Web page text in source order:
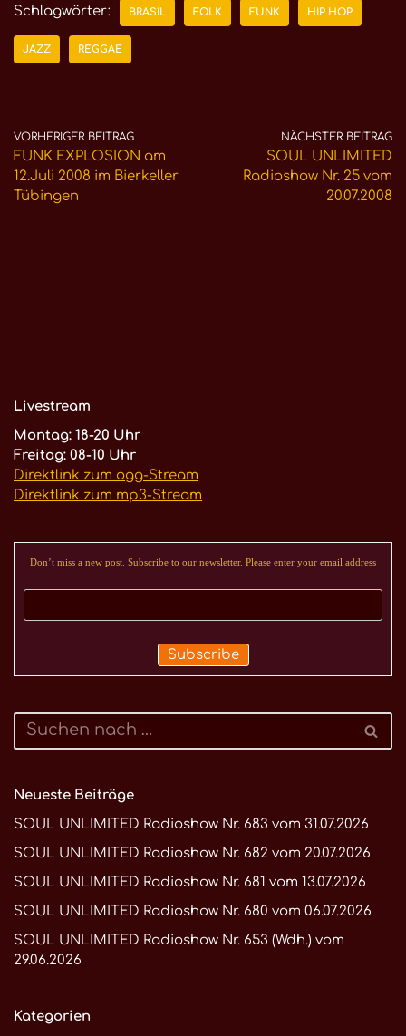
Schlagwörter: BRASIL FOLK FUNK HIP HOP
JAZZ REGGAE
VORHERIGER BEITRAG
FUNK EXPLOSION am
12.Juli 2008 im Bierkeller
Tübingen
NÄCHSTER BEITRAG
SOUL UNLIMITED
Radioshow Nr. 25 vom
20.07.2008
Livestream
Montag: 18-20 Uhr
Freitag: 08-10 Uhr
Direktlink zum ogg-Stream
Direktlink zum mp3-Stream
Don’t miss a new post. Subscribe to our newsletter. Please enter your email address
Neueste Beiträge
SOUL UNLIMITED Radioshow Nr. 683 vom 31.07.2026
SOUL UNLIMITED Radioshow Nr. 682 vom 20.07.2026
SOUL UNLIMITED Radioshow Nr. 681 vom 13.07.2026
SOUL UNLIMITED Radioshow Nr. 680 vom 06.07.2026
SOUL UNLIMITED Radioshow Nr. 653 (Wdh.) vom
29.06.2026
Kategorien